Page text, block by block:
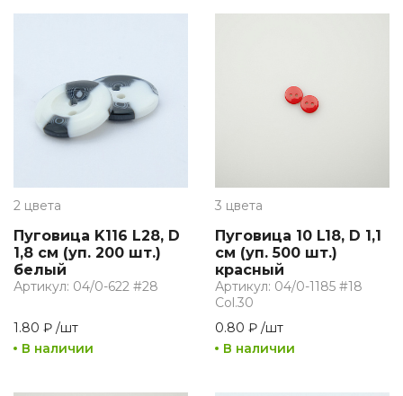
2 цвета
Пуговица K116 L28, D
1,8 см (уп. 200 шт.)
белый
Артикул: 04/0-622 #28
1.80 ₽ /шт
В наличии
3 цвета
Пуговица 10 L18, D 1,1
см (уп. 500 шт.)
красный
Артикул: 04/0-1185 #18
Col.30
0.80 ₽ /шт
В наличии